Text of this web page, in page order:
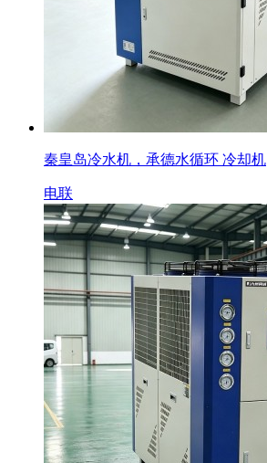
秦皇岛冷水机，承德水循环 冷却机
电联